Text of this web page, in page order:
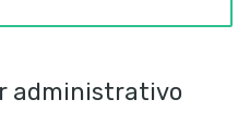
administrativo